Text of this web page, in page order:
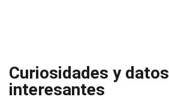
Curiosidades y datos
interesantes